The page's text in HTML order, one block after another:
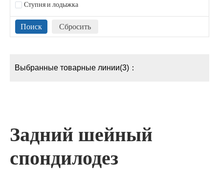
Ступня и лодыжка
Выбранные товарные линии(3)：
Задний шейный
спондилодез